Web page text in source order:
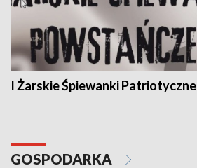
I Żarskie Śpiewanki Patriotyczne
GOSPODARKA